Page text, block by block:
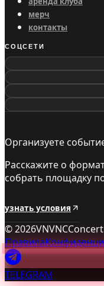
мерч
контакты
СОЦСЕТИ
Организуете
Расскажите о
собрать площадку
узнать условия
©2026VNVNC
Правила
TELEGRAM